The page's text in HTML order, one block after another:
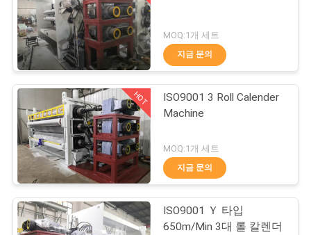
대
하
여
공
장
여
행
압형기 기계
MOQ:1개 세트
지금 문의
HOT
ISO9001 3 Roll Calender
Machine
MOQ:1개 세트
지금 문의
ISO9001 Ｙ 타입
650m/Min 3대 롤 칼렌더